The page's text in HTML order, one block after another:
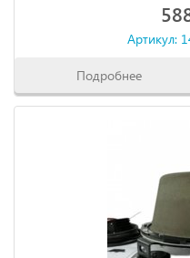
Артикул:
Подробнее